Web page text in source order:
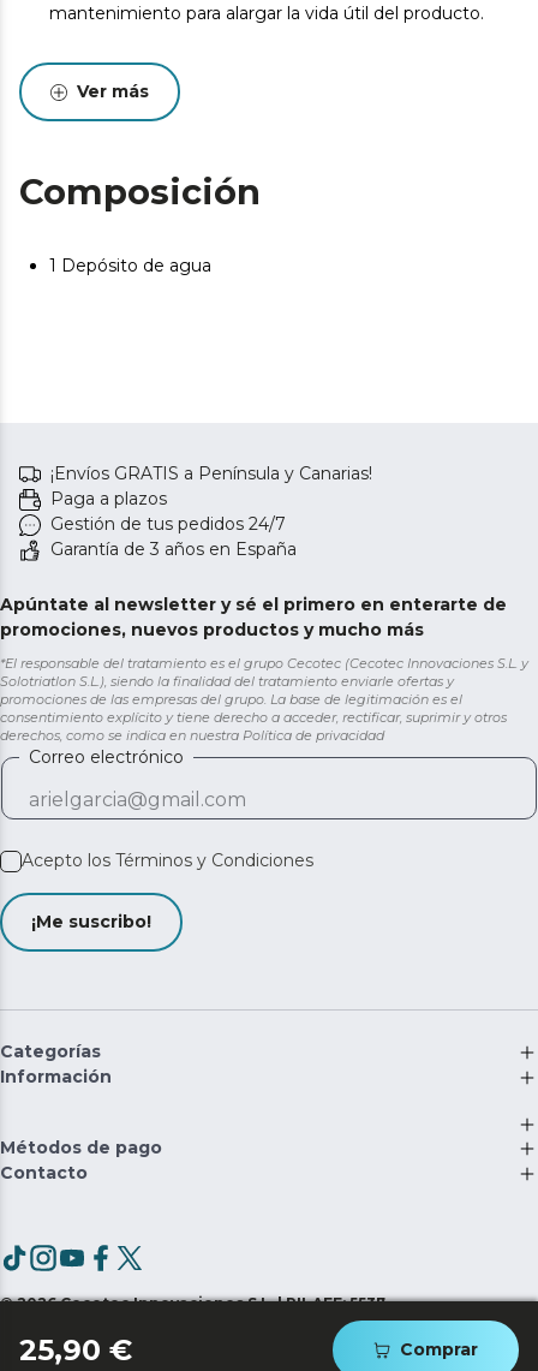
25,90 € Comprar
mantenimiento para alargar la vida útil del producto.
Ver más
Composición
1 Depósito de agua
¡Envíos GRATIS a Península y Canarias!
Paga a plazos
Gestión de tus pedidos 24/7
Garantía de 3 años en España
Apúntate al newsletter y sé el primero en enterarte de
promociones, nuevos productos y mucho más
*El responsable del tratamiento es el grupo Cecotec (Cecotec Innovaciones S.L. y
Solotriatlon S.L.), siendo la finalidad del tratamiento enviarle ofertas y
promociones de las empresas del grupo. La base de legitimación es el
consentimiento explícito y tiene derecho a acceder, rectificar, suprimir y otros
derechos, como se indica en nuestra Política de privacidad
Correo electrónico
Acepto los Términos y Condiciones
¡Me suscribo!
Categorías
Información
Métodos de pago
Contacto
©2026 Cecotec Innovaciones S.L. | RII-AEE: 5537